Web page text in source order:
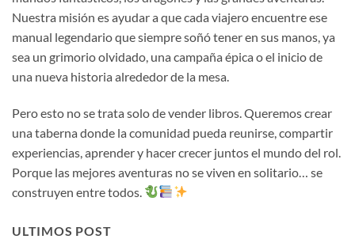
Nuestra misión es ayudar a que cada viajero encuentre ese
manual legendario que siempre soñó tener en sus manos, ya
sea un grimorio olvidado, una campaña épica o el inicio de
una nueva historia alrededor de la mesa.
Pero esto no se trata solo de vender libros. Queremos crear
una taberna donde la comunidad pueda reunirse, compartir
experiencias, aprender y hacer crecer juntos el mundo del rol.
Porque las mejores aventuras no se viven en solitario… se
construyen entre todos.
ULTIMOS POST